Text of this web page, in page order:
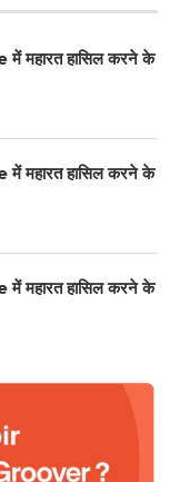
महारत हासिल करने के
महारत हासिल करने के
महारत हासिल करने के